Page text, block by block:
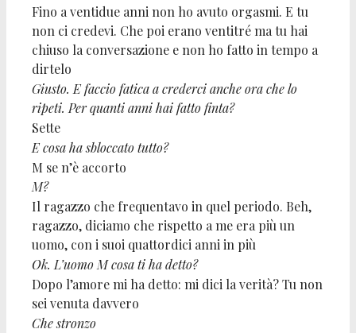
Fino a ventidue anni non ho avuto orgasmi. E tu
non ci credevi. Che poi erano ventitré ma tu hai
chiuso la conversazione e non ho fatto in tempo a
dirtelo
Giusto. E faccio fatica a crederci anche ora che lo
ripeti. Per quanti anni hai fatto finta?
Sette
E cosa ha sbloccato tutto?
M se n’è accorto
M?
Il ragazzo che frequentavo in quel periodo. Beh,
ragazzo, diciamo che rispetto a me era più un
uomo, con i suoi quattordici anni in più
Ok. L’uomo M cosa ti ha detto?
Dopo l’amore mi ha detto: mi dici la verità? Tu non
sei venuta davvero
Che stronzo